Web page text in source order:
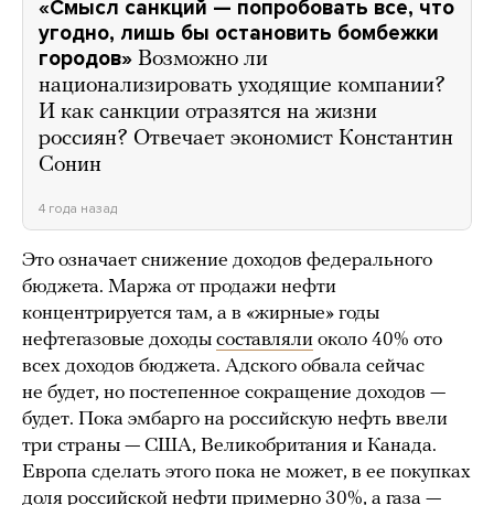
«Смысл санкций — попробовать все, что
угодно, лишь бы остановить бомбежки
городов» Возможно ли
национализировать уходящие компании?
И как санкции отразятся на жизни
россиян? Отвечает экономист Константин
Сонин
4 года назад
Это означает снижение доходов федерального
бюджета. Маржа от продажи нефти
концентрируется там, а в «жирные» годы
нефтегазовые доходы составляли около 40% ото
всех доходов бюджета. Адского обвала сейчас
не будет, но постепенное сокращение доходов —
будет. Пока эмбарго на российскую нефть ввели
три страны — США, Великобритания и Канада.
Европа сделать этого пока не может, в ее покупках
доля российской нефти примерно 30%, а газа —